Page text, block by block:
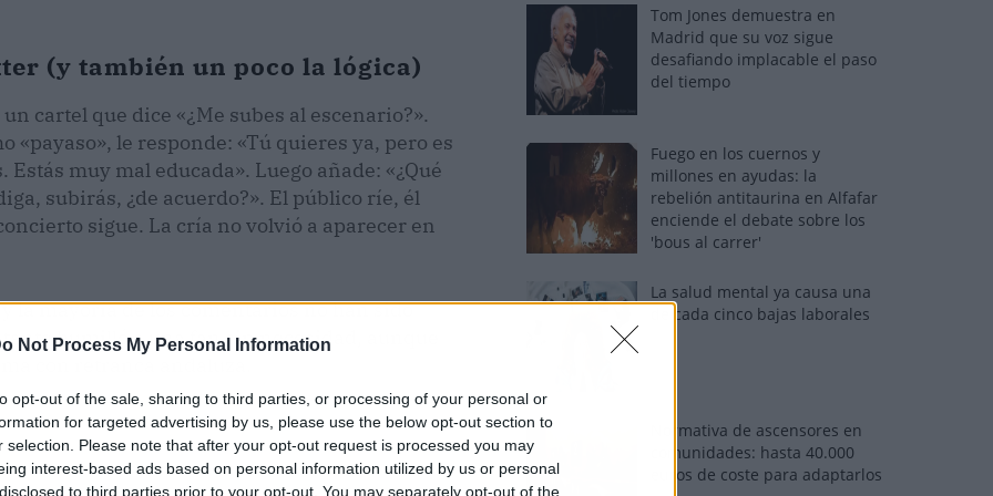
Not Process My Personal Information
opt-out of the sale, sharing to third parties, or processing of your personal or
for targeted advertising by us, please use the below opt-out section to
selection. Please note that after your opt-out request is processed you may
interest-based ads based on personal information utilized by us or personal
to third parties prior to your opt-out. You may separately opt-out of the
(y también un poco la lógica)
cartel que dice «¿Me subes al escenario?».
le responde: «Tú quieres ya, pero es
muy mal educada». Luego añade: «¿Qué
subirás, ¿de acuerdo?». El público ríe, él
sigue. La cría no volvió a aparecer en
la mayoría de los comentarios no han sido
humilló a una fan sin necesidad, aunque
con retranca andaluza.
Tom Jones demuestra en
Madrid que su voz sigue
desafiando implacable el paso
del tiempo
Fuego en los cuernos y
millones en ayudas: la
rebelión antitaurina en Alfafar
enciende el debate sobre los
'bous al carrer'
La salud mental ya causa una
de cada cinco bajas laborales
Normativa de ascensores en
comunidades: hasta 40.000
euros de coste para adaptarlos